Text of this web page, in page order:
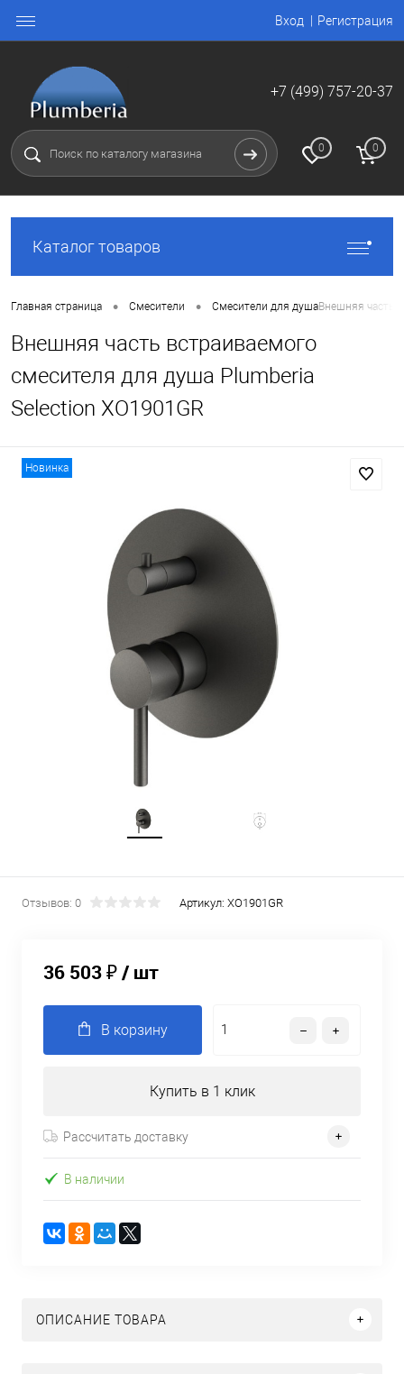
Вход Регистрация
+7 (499) 757-20-37
0 0
Каталог товаров
Главная страница • Смесители • Смесители для душаВнешняя часть
Внешняя часть встраиваемого
смесителя для душа Plumberia
Selection XO1901GR
Новинка
Отзывов: 0 Артикул: XO1901GR
36 503 ₽/ шт
В корзину
Купить в 1 клик
Рассчитать доставку
В наличии
ОПИСАНИЕ ТОВАРА